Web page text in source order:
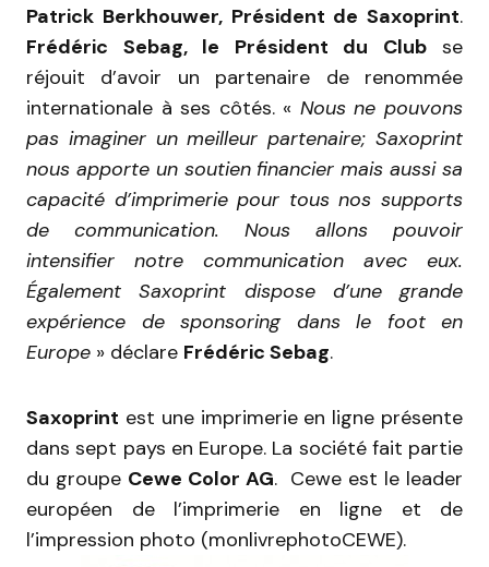
Patrick Berkhouwer, Président de Saxoprint.
Frédéric Sebag, le Président du Clubse
réjouit d’avoir un partenaire de renommée
internationale à ses côtés. « Nous ne pouvons
pas imaginer un meilleur partenaire; Saxoprint
nous apporte un soutien financier mais aussi sa
capacité d’imprimerie pour tous nos supports
de communication. Nous allons pouvoir
intensifier notre communication avec eux.
Également Saxoprint dispose d’une grande
expérience de sponsoring dans le foot en
Europe » déclare Frédéric Sebag.
Saxoprint est une imprimerie en ligne présente
dans sept pays en Europe. La société fait partie
du groupe Cewe Color AG. Cewe est le leader
européen de l’imprimerie en ligne et de
l’impression photo (monlivrephotoCEWE).